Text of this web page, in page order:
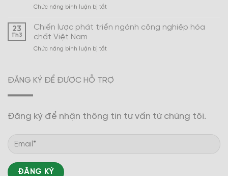
Việt
Chức năng bình luận bị tắtở
dựng
ngành
nghiệp
trở
thành
23
Th3
Chiến lược phát triển ngành công nghiệp hóa
chất Việt Nam
Chức năng bình luận bị tắtở
triển
hóa
Việt
ĐĂNG KÝ ĐỂ ĐƯỢC HỖ TRỢ
Đăng ký để nhận thông tin tư vấn từ chúng tôi.